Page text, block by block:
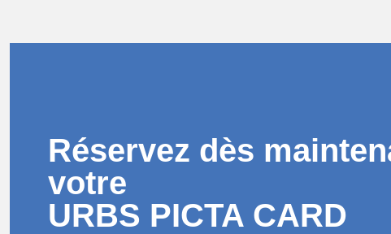
Réservez dès
votre
URBS PICTA CARD